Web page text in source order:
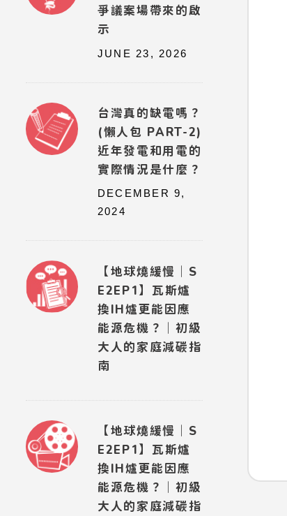
爭議案場帶來的啟
示
JUNE 23, 2026
台灣真的缺電嗎？
(懶人包 PART-2)
近年發電和用電的
實際情況是什麼？
DECEMBER 9,
2024
【地球燒緩慢｜S
E2EP1】瓦斯爐
換IH爐更能因應
能源危機？｜初級
大人的家庭減碳指
南
【地球燒緩慢｜S
E2EP1】瓦斯爐
換IH爐更能因應
能源危機？｜初級
大人的家庭減碳指